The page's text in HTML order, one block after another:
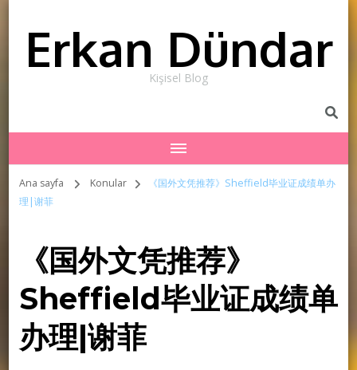
Erkan Dündar
Kişisel Blog
Ana sayfa Konular
《国外文凭推荐》Sheffield毕业证成绩单办
理|谢菲
《国外文凭推荐》
Sheffield毕业证成绩单
办理|谢菲